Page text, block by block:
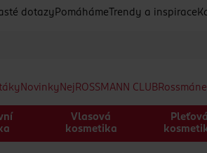
dotazy Pomáháme Trendy a inspirace
Novinky Nej ROSSMANN CLUB
Vlasová
kosmetika
Pleťová